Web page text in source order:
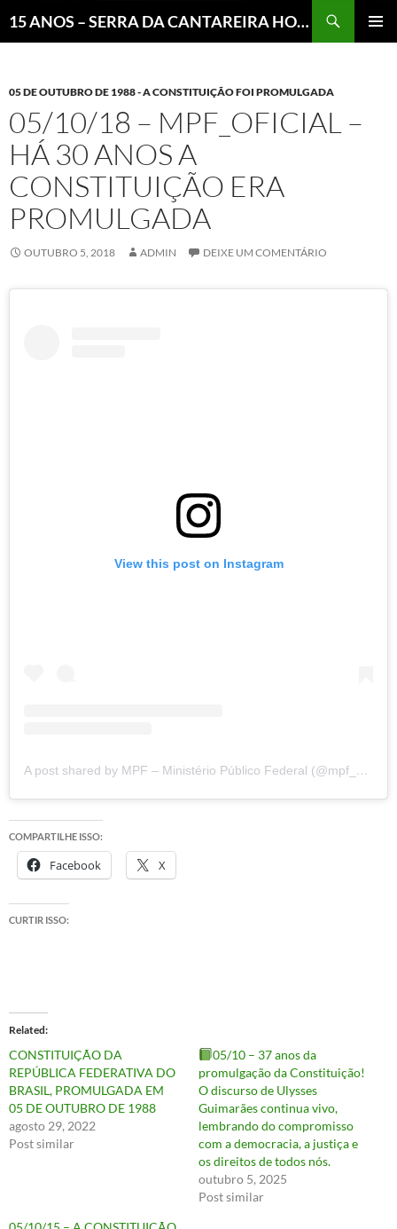
15 ANOS – SERRA DA CANTAREIRA HOJE E COTIDIANO DO BRASIL E DO MUNDO
05 DE OUTUBRO DE 1988 - A CONSTITUIÇÃO FOI PROMULGADA
05/10/18 – MPF_OFICIAL –
HÁ 30 ANOS A
CONSTITUIÇÃO ERA
PROMULGADA
OUTUBRO 5, 2018 ADMIN DEIXE UM COMENTÁRIO
View this post on Instagram
A post shared by MPF – Ministério Público Federal (@mpf_oficial)
COMPARTILHE ISSO:
Facebook X
CURTIR ISSO:
Related
CONSTITUIÇÃO DA
REPÚBLICA FEDERATIVA DO
BRASIL, PROMULGADA EM
05 DE OUTUBRO DE 1988
agosto 29, 2022
Post similar
05/10 – 37 anos da
promulgação da Constituição!
O discurso de Ulysses
Guimarães continua vivo,
lembrando do compromisso
com a democracia, a justiça e
os direitos de todos nós.
outubro 5, 2025
Post similar